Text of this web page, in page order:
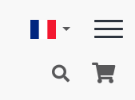
Française